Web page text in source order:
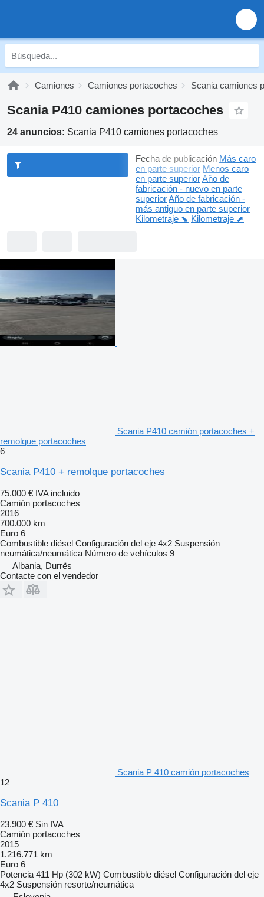
Camiones Camiones portacoches Scania camiones
Scania P410 camiones portacoches
24 anuncios: Scania P410 camiones portacoches
Fecha de publicación Más caro
en parte superior Menos caro
en parte superiorAño de
fabricación - nuevo en parte
superiorAño de fabricación -
más antiguo en parte superior
Kilometraje ⬊ Kilometraje ⬈
Scania P410 camión portacoches +
remolque portacoches
6
Scania P410 + remolque portacoches
75.000 € IVA incluido
Camión portacoches
2016
700.000 km
Euro 6
Combustible diésel Configuración del eje 4x2 Suspensión
neumática/neumática Número de vehículos 9
Albania, Durrës
Contacte con el vendedor
Scania P 410 camión portacoches
12
Scania P 410
23.900 € Sin IVA
Camión portacoches
2015
1.216.771 km
Euro 6
Potencia 411 Hp (302 kW) Combustible diésel Configuración del eje
4x2 Suspensión resorte/neumática